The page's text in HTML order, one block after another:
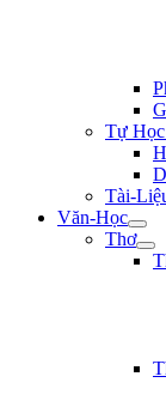
Tự
Tài-
Văn-Học
Thơ